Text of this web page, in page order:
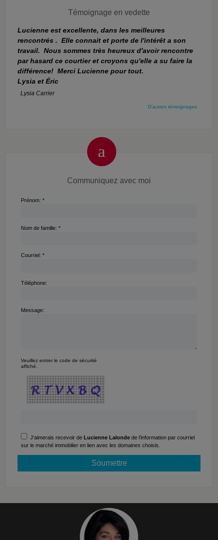
Témoignage en vedette
Lucienne est excellente, dans les meilleures
rencontrés . Elle connait et porte de l'intérêt a son
travail. Nous sommes très heureux d'avoir rencontre
par hasard ce courtier et croyons qu'elle a su faire la
différence! Merci Lucienne pour tout.
Lysia et Éric
Lysia Carrier
D'autres témoignages
Communiquez avec moi
Prénom: *
Nom de famille: *
Courriel: *
Téléphone:
Message:
Veuillez entrer le code de sécurité
affiché.
J'aimerais recevoir de Lucienne Lalondede l'information par courriel
sur le marché immobilier en lien avec les domaines choisis.